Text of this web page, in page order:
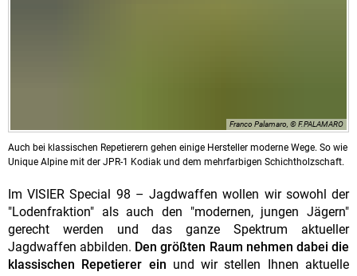
Franco Palamaro, © F.PALAMARO
Auch bei klassischen Repetierern gehen einige Hersteller moderne Wege. So wie
Unique Alpine mit der JPR-1 Kodiak und dem mehrfarbigen Schichtholzschaft.
Im VISIER Special 98 – Jagdwaffen wollen wir sowohl der
"Lodenfraktion" als auch den "modernen, jungen Jägern"
gerecht werden und das ganze Spektrum aktueller
Jagdwaffen abbilden. Den größten Raum nehmen dabei die
klassischen Repetierer ein und wir stellen Ihnen aktuelle